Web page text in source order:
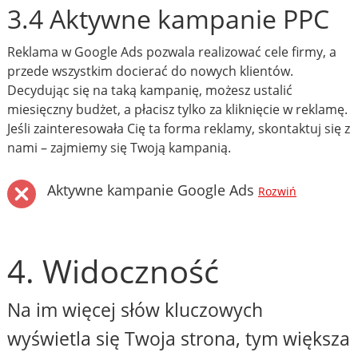
3.4 Aktywne kampanie PPC
Reklama w Google Ads pozwala realizować cele firmy, a
przede wszystkim docierać do nowych klientów.
Decydując się na taką kampanię, możesz ustalić
miesięczny budżet, a płacisz tylko za kliknięcie w reklamę.
Jeśli zainteresowała Cię ta forma reklamy, skontaktuj się z
nami – zajmiemy się Twoją kampanią.
Aktywne kampanie Google Ads Rozwiń
4. Widoczność
Na im więcej słów kluczowych
wyświetla się Twoja strona, tym większa